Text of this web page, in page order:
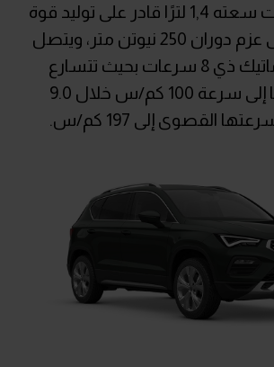
رباعي الاسطوانات سعته 1,4 لترًا قادر على توليد قوة
150 حصانًا وأقصى عزم دوران 250 نيوتن متر، ويتصل
بناقل حركة أوتوماتيك ذي 8 سرعات بحيث تتسارع
السيارة من ثباتها إلى سرعة 100 كم/س خلال 9.0
القصوى إلى 197 كم/س.